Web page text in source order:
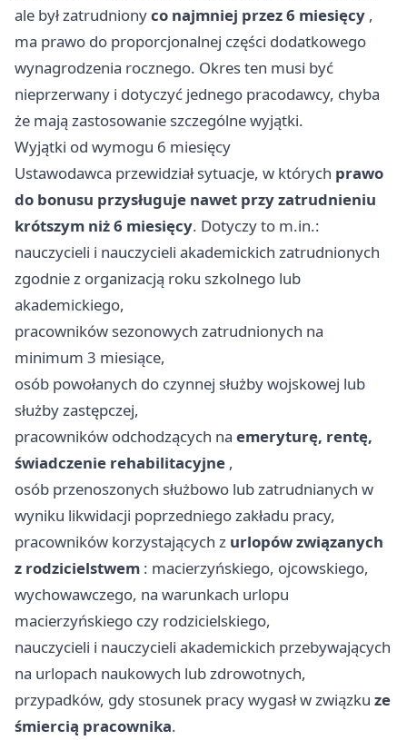
ale był zatrudnionyco najmniej przez 6 miesięcy ,
ma prawo do proporcjonalnej części dodatkowego
wynagrodzenia rocznego. Okres ten musi być
nieprzerwany i dotyczyć jednego pracodawcy, chyba
że mają zastosowanie szczególne wyjątki.
Wyjątki od wymogu 6 miesięcy
Ustawodawca przewidział sytuacje, w których prawo
do bonusu przysługuje nawet przy zatrudnieniu
krótszym niż 6 miesięcy. Dotyczy to m.in.:
nauczycieli i nauczycieli akademickich zatrudnionych
zgodnie z organizacją roku szkolnego lub
akademickiego,
pracowników sezonowych zatrudnionych na
minimum 3 miesiące,
osób powołanych do czynnej służby wojskowej lub
służby zastępczej,
pracowników odchodzących na emeryturę, rentę,
świadczenie rehabilitacyjne ,
osób przenoszonych służbowo lub zatrudnianych w
wyniku likwidacji poprzedniego zakładu pracy,
pracowników korzystających z urlopów związanych
z rodzicielstwem : macierzyńskiego, ojcowskiego,
wychowawczego, na warunkach urlopu
macierzyńskiego czy rodzicielskiego,
nauczycieli i nauczycieli akademickich przebywających
na urlopach naukowych lub zdrowotnych,
przypadków, gdy stosunek pracy wygasł w związku ze
śmiercią pracownika.